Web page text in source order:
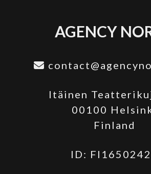
AGENCY
Itäinen
00100
Finland
ID: